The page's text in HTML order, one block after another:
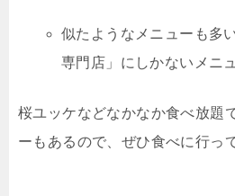
似たようなメニューも多
専門店」にしかないメニ
桜ユッケなどなかなか食べ放題
ーもあるので、ぜひ食べに行っ